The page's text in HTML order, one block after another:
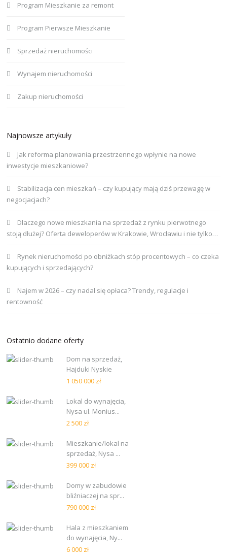
Program Mieszkanie za remont
Program Pierwsze Mieszkanie
Sprzedaż nieruchomości
Wynajem nieruchomości
Zakup nieruchomości
Najnowsze artykuły
Jak reforma planowania przestrzennego wpłynie na nowe
inwestycje mieszkaniowe?
Stabilizacja cen mieszkań – czy kupujący mają dziś przewagę w
negocjacjach?
Dlaczego nowe mieszkania na sprzedaż z rynku pierwotnego
stoją dłużej? Oferta deweloperów w Krakowie, Wrocławiu i nie tylko…
Rynek nieruchomości po obniżkach stóp procentowych – co czeka
kupujących i sprzedających?
Najem w 2026 – czy nadal się opłaca? Trendy, regulacje i
rentowność
Ostatnio dodane oferty
Dom na sprzedaż,
Hajduki Nyskie
1 050 000 zł
Lokal do wynajęcia,
Nysa ul. Monius...
2 500 zł
Mieszkanie/lokal na
sprzedaż, Nysa ...
399 000 zł
Domy w zabudowie
bliźniaczej na spr...
790 000 zł
Hala z mieszkaniem
do wynajęcia, Ny...
6 000 zł